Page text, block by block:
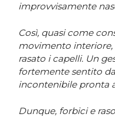
improvvisamente
Così, quasi come
movimento
rasato i capelli. Un
fortemente sentito
incontenibile pronta
Dunque, forbici e